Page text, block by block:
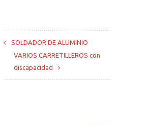
SOLDADOR DE ALUMINIO
VARIOS CARRETILLEROS con
discapacidad